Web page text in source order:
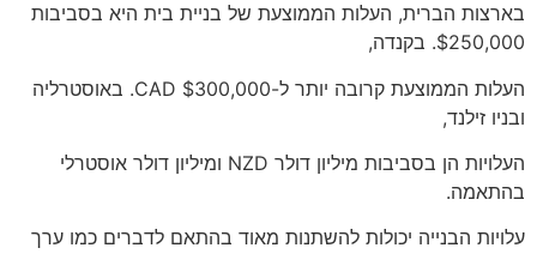
בארצות הברית, העלות הממוצעת של בניית בית היא בסביבות
$250,000. בקנדה,
העלות הממוצעת קרובה יותר ל-$300,000 CAD. באוסטרליה
ובניו זילנד,
העלויות הן בסביבות מיליון דולר NZD ומיליון דולר אוסטרלי
בהתאמה.
עלויות הבנייה יכולות להשתנות מאוד בהתאם לדברים כמו ערך